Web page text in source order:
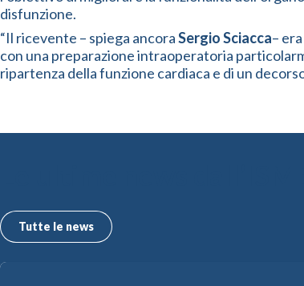
disfunzione.
“Il ricevente – spiega ancoraSergio Sciacca–
con una preparazione intraoperatoria
ripartenza della funzione cardiaca e di un
Tutte le news